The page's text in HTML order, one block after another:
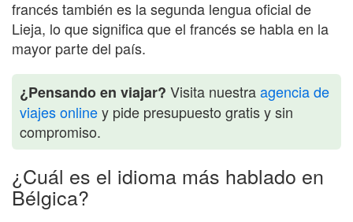
francés también es la segunda lengua oficial de
Lieja, lo que significa que el francés se habla en la
mayor parte del país.
¿Pensando en viajar? Visita nuestraagencia de
viajes onliney pide presupuesto gratis y sin
compromiso.
¿Cuál es el idioma más hablado en
Bélgica?